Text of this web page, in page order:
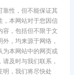
靠性，但不能保证其
，本网站对于您因信
容，包括但不限于文
，均来源于网络，
为本网站中的网页或
及时与我们联系，
明，我们将尽快处